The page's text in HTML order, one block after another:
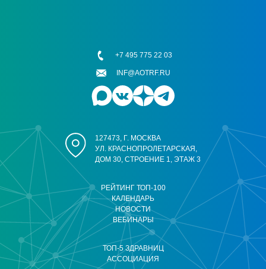
РЕЙТИНГ ТОП-100
КАЛЕНДАРЬ
НОВОСТИ
ВЕБИНАРЫ
ТОП-5 ЗДРАВНИЦ
АССОЦИАЦИЯ
127473, Г. МОСКВА
УЛ. КРАСНОПРОЛЕТАРСКАЯ,
ДОМ 30, СТРОЕНИЕ 1, ЭТАЖ 3
+7 495 775 22 03
INF@AOTRF.RU